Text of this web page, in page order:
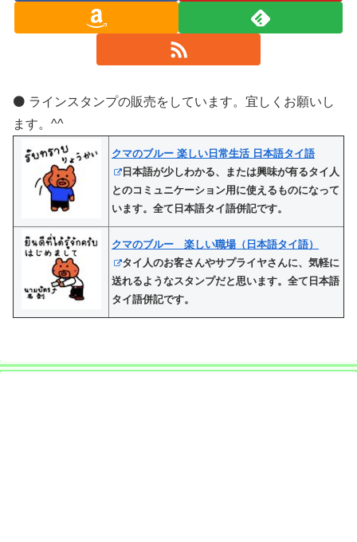
⚫️ ラインスタンプの販売をしています。宜しくお願いし
ます。^^
クマのブルー 楽しい日常生活 日本語タイ語
日本語が少しわかる、または興味が有るタイ人
とのコミュニケーション用に使えるものになって
います。全て日本語タイ語併記です。
クマのブルー 楽しい職場（日本語タイ語）
タイ人のお客さんやサプライヤさんに、気軽に
送れるようなスタンプだと思います。全て日本語
タイ語併記です。